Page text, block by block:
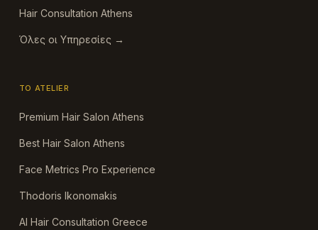
Hair Consultation Athens
Όλες οι Υπηρεσίες →
ΤΟ ATELIER
Premium Hair Salon Athens
Best Hair Salon Athens
Face Metrics Pro Experience
Thodoris Ikonomakis
AI Hair Consultation Greece